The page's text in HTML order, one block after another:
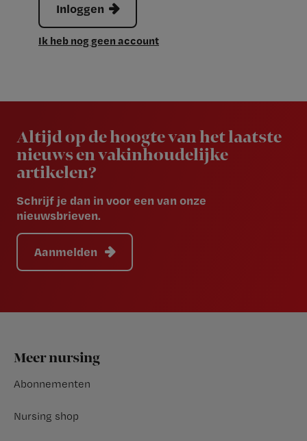
Inloggen
Ik heb nog geen account
Altijd op de hoogte van het laatste
nieuws en vakinhoudelijke
artikelen?
Schrijf je dan in voor een van onze
nieuwsbrieven.
Aanmelden
Footer
Meer nursing
Abonnementen
Nursing shop